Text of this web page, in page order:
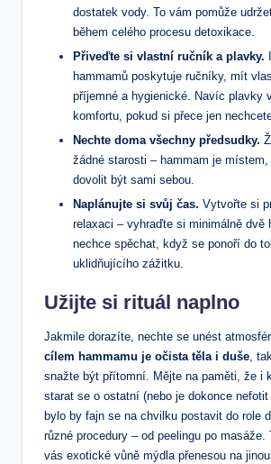
dostatek‌ vody.⁢ To vám pomůže
‍během celého procesu detoxikace.
Přiveďte si vlastní ručník a plavky.
hammamů⁢ poskytuje ručníky, mít
příjemné a hygienické. Navíc plavky‌
komfortu, pokud si přece jen
Nechte doma všechny předsudky.
žádné starosti – hammam ⁣je
dovolit být sami sebou.
Naplánujte si svůj čas. Vytvořte si
relaxaci – ‌vyhraďte‌ si minimálně ‍dvě‌
nechce spěchat, když se ponoří do
uklidňujícího zážitku.
Užijte si rituál naplno
Jakmile dorazíte, nechte se unést
‌cílem⁤ hammamu je‌ očista těla i duše,
⁤snažte ⁢být⁤ přítomní. Mějte na paměti, že i
starat se o ⁢ostatní ​(nebo je ‍dokonce
bylo by⁤ fajn se na chvilku ⁣postavit ‌do role‍
různé procedury – od peelingu po
vás⁤ exotické‌ vůně mýdla‌ přenesou na